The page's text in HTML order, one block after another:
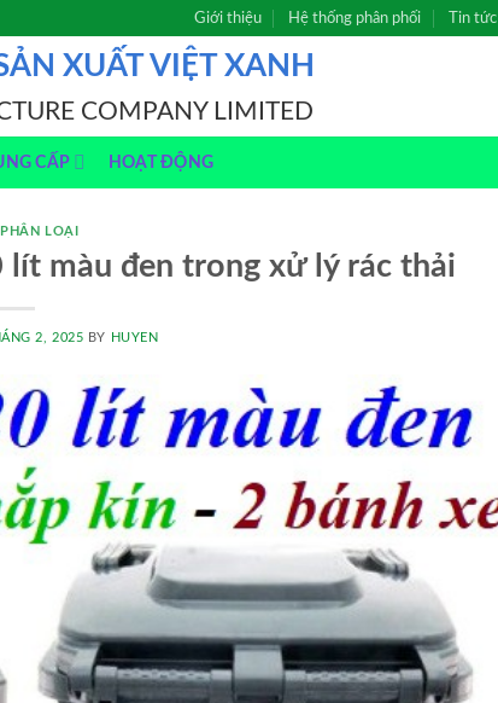
Giới thiệu Hệ thống phân phối Tin tức
XUẤT VIỆT XANH
COMPANY LIMITED
CẤP HOẠT ĐỘNG
LOẠI
lít màu đen trong xử lý rác thải
2, 2025 BY HUYEN